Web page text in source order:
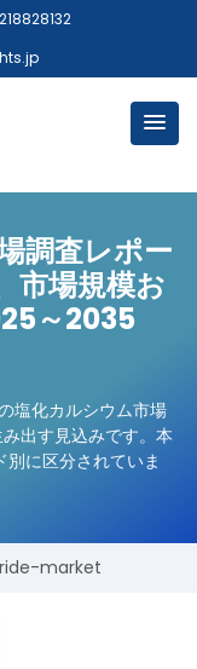
調査レポー
市場規模お
～2035
塩化カルシウム市場
出す見込みです。本
に区分されていま
market